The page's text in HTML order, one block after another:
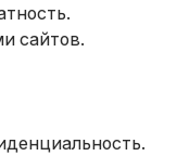
сайтов.